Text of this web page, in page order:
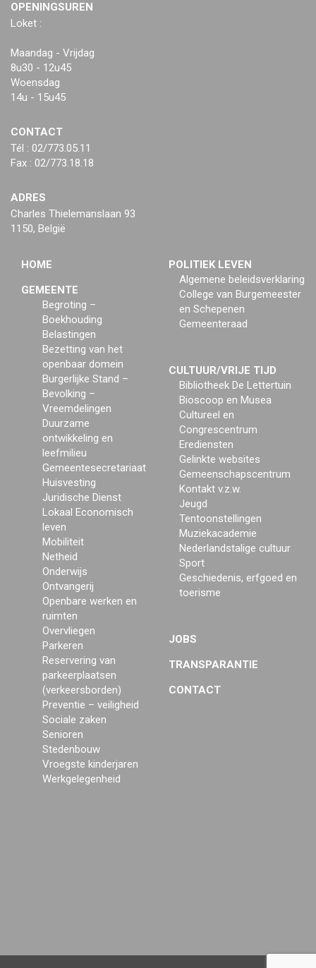
OPENINGSUREN
Loket :
Maandag - Vrijdag
8u30 - 12u45
Woensdag
14u - 15u45
CONTACT
Tél : 02/773.05.11
Fax : 02/773.18.18
ADRES
Charles Thielemanslaan 93
1150, België
HOME
GEMEENTE
Begroting –
Boekhouding
Belastingen
Bezetting van het
openbaar domein
Burgerlijke Stand –
Bevolking –
Vreemdelingen
Duurzame
ontwikkeling en
leefmilieu
Gemeentesecretariaat
Huisvesting
Juridische Dienst
Lokaal Economisch
leven
Mobiliteit
Netheid
Onderwijs
Ontvangerij
Openbare werken en
ruimten
Overvliegen
Parkeren
Reservering van
parkeerplaatsen
(verkeersborden)
Preventie – veiligheid
Sociale zaken
Senioren
Stedenbouw
Vroegste kinderjaren
Werkgelegenheid
POLITIEK LEVEN
Algemene beleidsverklaring
College van Burgemeester
en Schepenen
Gemeenteraad
CULTUUR/VRIJE TIJD
Bibliotheek De Lettertuin
Bioscoop en Musea
Cultureel en
Congrescentrum
Erediensten
Gelinkte websites
Gemeenschapscentrum
Kontakt v.z.w.
Jeugd
Tentoonstellingen
Muziekacademie
Nederlandstalige cultuur
Sport
Geschiedenis, erfgoed en
toerisme
JOBS
TRANSPARANTIE
CONTACT